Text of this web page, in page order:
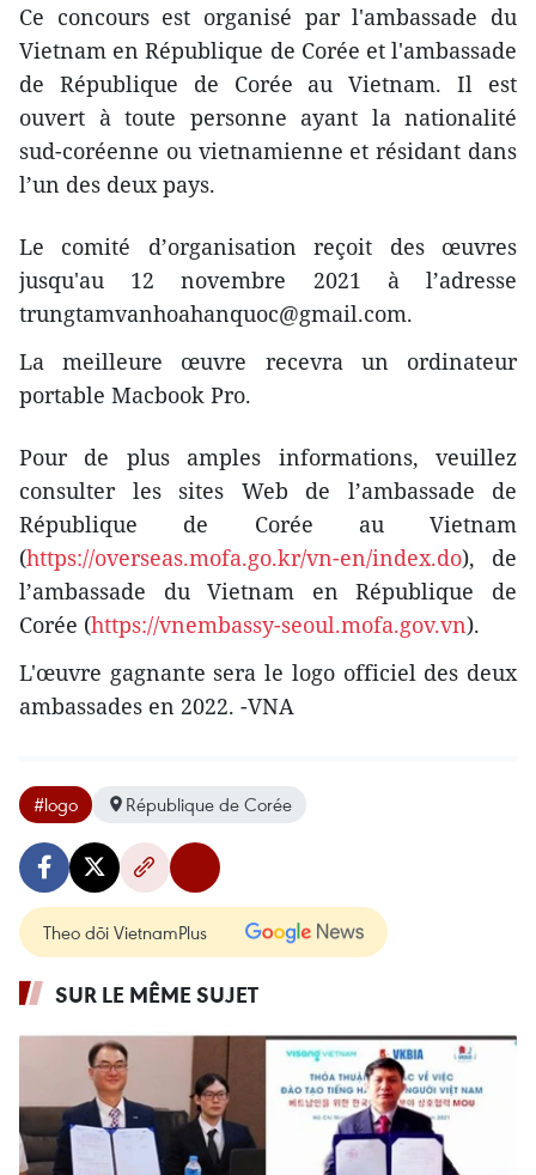
Ce concours est organisé par l'ambassade du
Vietnam en République de Corée et l'ambassade
de République de Corée au Vietnam. Il est
ouvert à toute personne ayant la nationalité
sud-coréenne ou vietnamienne et résidant dans
l’un des deux pays.
Le comité d’organisation reçoit des œuvres
jusqu'au 12 novembre 2021 à l’adresse
trungtamvanhoahanquoc@gmail.com.
La meilleure œuvre recevra un ordinateur
portable Macbook Pro.
Pour de plus amples informations, veuillez
consulter les sites Web de l’ambassade de
République de Corée au Vietnam
(https://overseas.mofa.go.kr/vn-en/index.do), de
l’ambassade du Vietnam en République de
Corée (https://vnembassy-seoul.mofa.gov.vn).
L'œuvre gagnante sera le logo officiel des deux
ambassades en 2022. -VNA
#logo République de Corée
Theo dõi VietnamPlus
SUR LE MÊME SUJET